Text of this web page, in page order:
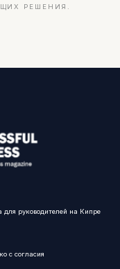
РЕШЕНИЯ.
для руководителей на Кипре
с согласия